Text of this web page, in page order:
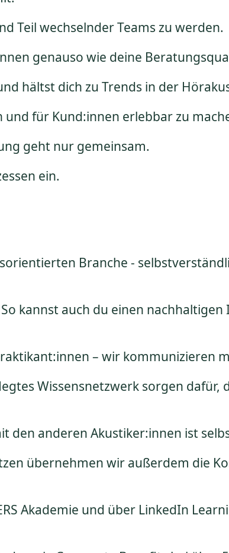
Teil wechselnder Teams zu werden.
genauso wie deine
hältst dich zu Trends in der
und für Kund:innen erlebbar zu
geht nur gemeinsam.
ein.
Branche -
kannst auch du einen
– wir kommunizieren
Wissensnetzwerk sorgen dafür,
den anderen Akustiker:innen ist
übernehmen wir außerdem die
Akademie und über LinkedIn